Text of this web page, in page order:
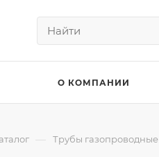
О КОМПАНИИ
— Трубы газопроводные